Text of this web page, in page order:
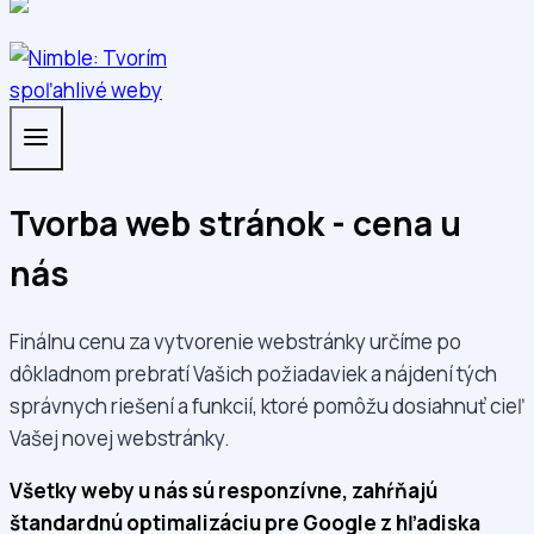
Tvorba web stránok - cena u
nás
Finálnu cenu za vytvorenie webstránky určíme po
dôkladnom prebratí Vašich požiadaviek a nájdení tých
správnych riešení a funkcií, ktoré pomôžu dosiahnuť cieľ
Vašej novej webstránky.
Všetky weby u nás sú responzívne, zahŕňajú
štandardnú optimalizáciu pre Google z hľadiska